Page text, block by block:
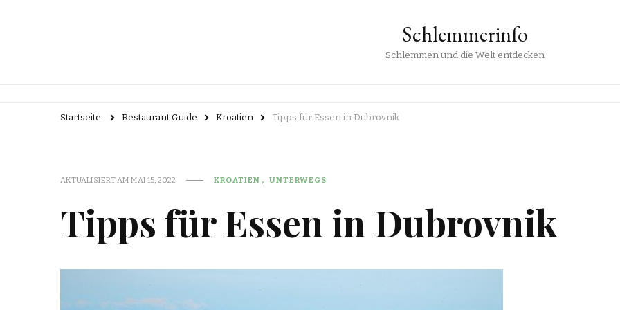
Schlemmerinfo
Schlemmen und die Welt entdecken
Startseite Restaurant Guide Kroatien Tipps für Essen in Dubrovnik
AKTUALISIERT AM MAI 15, 2022 KROATIEN UNTERWEGS
Tipps für Essen in Dubrovnik